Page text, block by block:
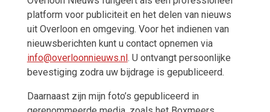
platform voor publiciteit en het delen van nieuws
uit Overloon en omgeving. Voor het indienen van
nieuwsberichten kunt u contact opnemen via
info@overloonnieuws.nl . U ontvangt persoonlijke
bevestiging zodra uw bijdrage is gepubliceerd.
Daarnaast zijn mijn foto’s gepubliceerd in